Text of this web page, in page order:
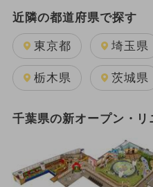
2024年のイベント
日帰り 雨の日
2026年8月のイベント
2025年12月のイベント
GW(ゴールデンウィ
近隣の都道府県で探す
東京都 埼玉県
栃木県 茨城県
千葉県の新オープン・リ